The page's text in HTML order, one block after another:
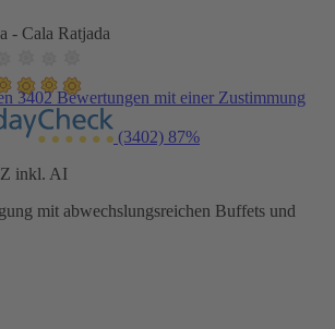
- Cala Ratjada
3402 Bewertungen mit einer Zustimmung
(3402) 87%
inkl. AI
mit abwechslungsreichen Buffets und